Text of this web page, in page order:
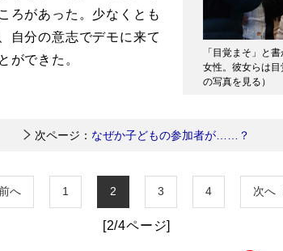
「目覚まそ」と
女性。彼女らは
の写真を見る ）
ろがあった。少なくとも
自分の意志でデモに来て
ができた。
次ページ： なぜか子どもの参加者が……？
へ 1 2 3 4 次へ
[2/4ページ]